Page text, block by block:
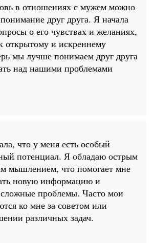
в отношениях с мужем можно
понимание друг друга. Я начала
о его чувствах и желаниях,
открытому и искреннему
мы лучше понимаем друг друга
над нашими проблемами
что у меня есть особый
потенциал. Я обладаю острым
мышлением, что помогает мне
новую информацию и
сложные проблемы. Часто мои
ко мне за советом или
различных задач.